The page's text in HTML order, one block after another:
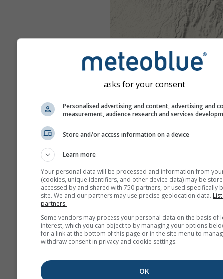
asks for your consent
Personalised advertising and content, advertising and
measurement, audience research and services
Store and/or access information on a device
Learn more
Your personal data will be processed and information from
(cookies, unique identifiers, and other device data) may be
accessed by and shared with 750 partners, or used specifically
site. We and our partners may use precise geolocation data.
partners.
Some vendors may process your personal data on the basis of
interest, which you can object to by managing your options
for a link at the bottom of this page or in the site menu to
withdraw consent in privacy and cookie settings.
OK